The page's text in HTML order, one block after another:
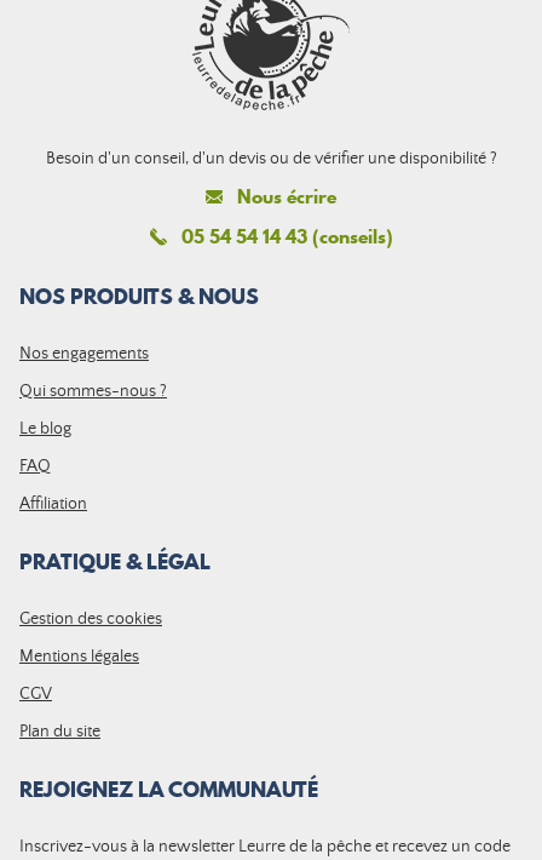
Besoin d'un conseil, d'un devis ou de vérifier une disponibilité ?
Nous écrire
05 54 54 14 43 (conseils)
NOS PRODUITS & NOUS
Nos engagements
Qui sommes-nous ?
Le blog
FAQ
Affiliation
PRATIQUE & LÉGAL
Gestion des cookies
Mentions légales
CGV
Plan du site
REJOIGNEZ LA COMMUNAUTÉ
Inscrivez-vous à la newsletter Leurre de la pêche et recevez un code